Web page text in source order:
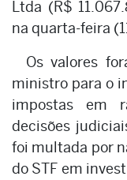
Ltda (R$
na quarta-feira
Os valores
ministro para o
impostas em
decisões
foi multada por
do STF em